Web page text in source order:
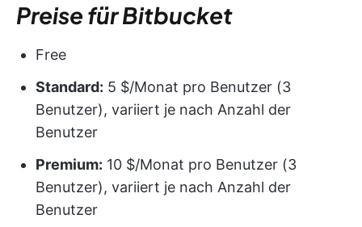
Preise für Bitbucket
Free
Standard: 5 $/Monat pro Benutzer (3
Benutzer), variiert je nach Anzahl der
Benutzer
Premium: 10 $/Monat pro Benutzer (3
Benutzer), variiert je nach Anzahl der
Benutzer